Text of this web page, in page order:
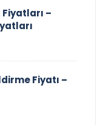
–
Fiyatı –